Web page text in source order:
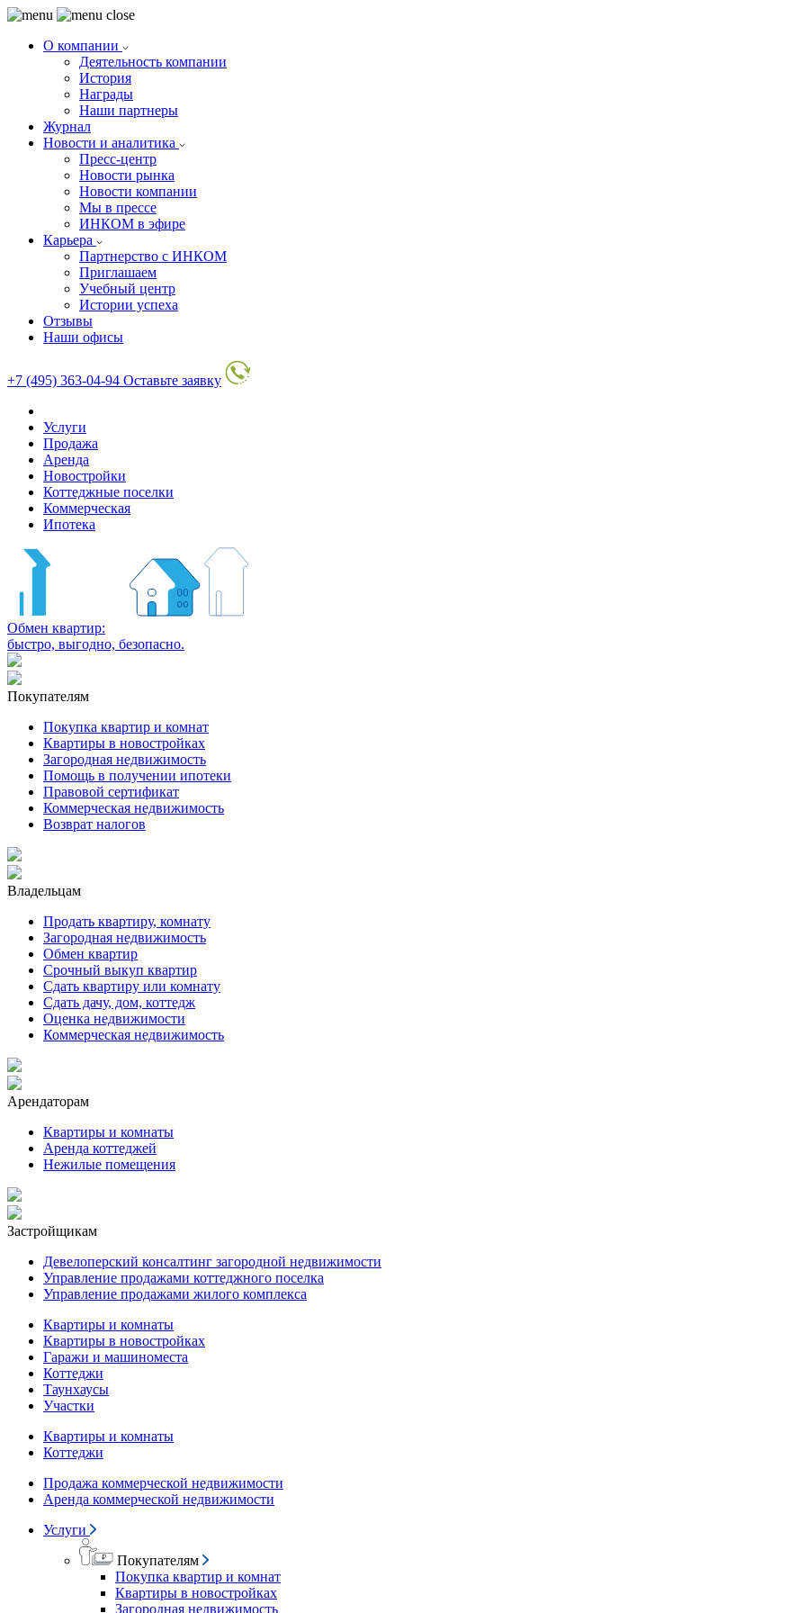
О компании
Деятельность компании
История
Награды
Наши партнеры
Журнал
Новости и аналитика
Пресс-центр
Новости рынка
Новости компании
Мы в прессе
ИНКОМ в эфире
Карьера
Партнерство с ИНКОМ
Приглашаем
Учебный центр
Истории успеха
Отзывы
Наши офисы
+7 (495) 363-04-94 Оставьте заявку
Услуги
Продажа
Аренда
Новостройки
Коттеджные поселки
Коммерческая
Ипотека
Обмен квартир:
быстро, выгодно, безопасно.
Покупателям
Покупка квартир и комнат
Квартиры в новостройках
Загородная недвижимость
Помощь в получении ипотеки
Правовой сертификат
Коммерческая недвижимость
Возврат налогов
Владельцам
Продать квартиру, комнату
Загородная недвижимость
Обмен квартир
Срочный выкуп квартир
Сдать квартиру или комнату
Сдать дачу, дом, коттедж
Оценка недвижимости
Коммерческая недвижимость
Арендаторам
Квартиры и комнаты
Аренда коттеджей
Нежилые помещения
Застройщикам
Девелоперский консалтинг загородной недвижимости
Управление продажами коттеджного поселка
Управление продажами жилого комплекса
Квартиры и комнаты
Квартиры в новостройках
Гаражи и машиноместа
Коттеджи
Таунхаусы
Участки
Квартиры и комнаты
Коттеджи
Продажа коммерческой недвижимости
Аренда коммерческой недвижимости
Услуги
Покупателям
Покупка квартир и комнат
Квартиры в новостройках
Загородная недвижимость